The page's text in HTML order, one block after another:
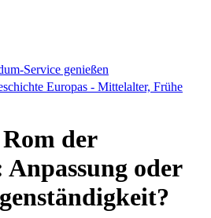
Service genießen
Europas - Mittelalter, Frühe
der
Anpassung oder